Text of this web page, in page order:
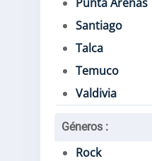
Santiago
Talca
Temuco
Valdivia
Géneros :
Rock